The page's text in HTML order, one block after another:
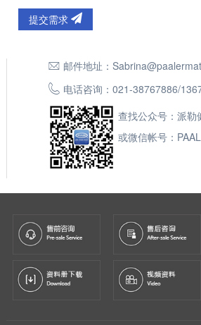
提交需求
邮件地址：
电话咨询： 021-38767886/
查找公众号：派勒
或微信帐号：